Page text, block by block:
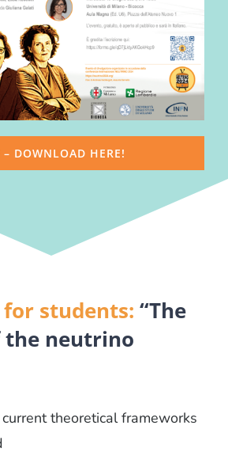
– DOWNLOAD HERE!
students: “The
the neutrino
theoretical frameworks